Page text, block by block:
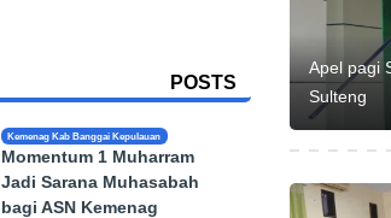
POSTS
Kemenag Kab Banggai Kepulauan
Momentum 1 Muharram
Jadi Sarana Muhasabah
bagi ASN Kemenag
Apel pagi
Sulteng